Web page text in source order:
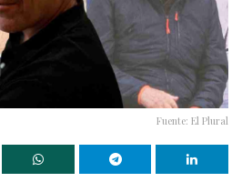
Fuente: El Plural